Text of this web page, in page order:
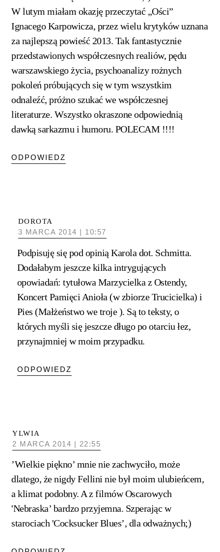
W lutym miałam okazję przeczytać „Ości”
Ignacego Karpowicza, przez wielu krytyków uznana
za najlepszą powieść 2013. Tak fantastycznie
przedstawionych współczesnych realiów, pędu
warszawskiego życia, psychoanalizy rożnych
pokoleń próbujących się w tym wszystkim
odnaleźć, próżno szukać we współczesnej
literaturze. Wszystko okraszone odpowiednią
dawką sarkazmu i humoru. POLECAM !!!!
ODPOWIEDZ
DOROTA
3 MARCA 2014 | 10:57
Podpisuję się pod opinią Karola dot. Schmitta.
Dodałabym jeszcze kilka intrygujących
opowiadań: tytułowa Marzycielka z Ostendy,
Koncert Pamięci Anioła (w zbiorze Trucicielka) i
Pies (Małżeństwo we troje ). Są to teksty, o
których myśli się jeszcze długo po otarciu łez,
przynajmniej w moim przypadku.
ODPOWIEDZ
YLWIA
2 MARCA 2014 | 22:55
’Wielkie piękno’ mnie nie zachwyciło, może
dlatego, że nigdy Fellini nie był moim ulubieńcem,
a klimat podobny. A z filmów Oscarowych
'Nebraska’ bardzo przyjemna. Szperając w
starociach 'Cocksucker Blues’, dla odważnych;)